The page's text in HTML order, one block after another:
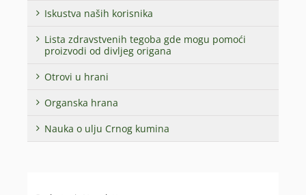
Iskustva naših korisnika
Lista zdravstvenih tegoba gde mogu pomoći
proizvodi od divljeg origana
Otrovi u hrani
Organska hrana
Nauka o ulju Crnog kumina